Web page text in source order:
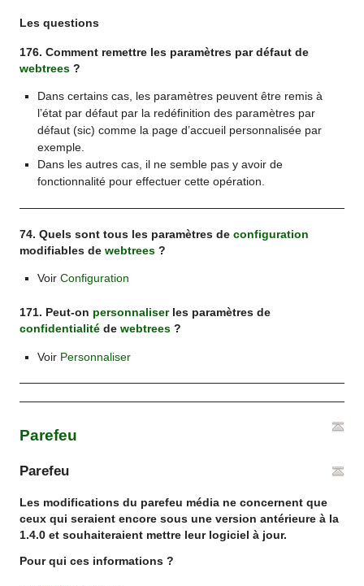
Les questions
176. Comment remettre les paramètres par défaut de
webtrees ?
Dans certains cas, les paramètres peuvent être remis à
l’état par défaut par la redéfinition des paramètres par
défaut (sic) comme la page d’accueil personnalisée par
exemple.
Dans les autres cas, il ne semble pas y avoir de
fonctionnalité pour effectuer cette opération.
74. Quels sont tous les paramètres deconfiguration
modifiables dewebtrees ?
Voir Configuration
171. Peut-on personnaliserles paramètres de
confidentialité dewebtrees ?
Voir Personnaliser
Parefeu
Parefeu
Les modifications du parefeu média ne concernent que
ceux qui seraient encore sous une version antérieure à la
1.4.0 et souhaiteraient mettre leur logiciel à jour.
Pour qui ces informations ?